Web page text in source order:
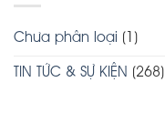
Chưa phân loại (1)
TIN TỨC & SỰ KIỆN (268)